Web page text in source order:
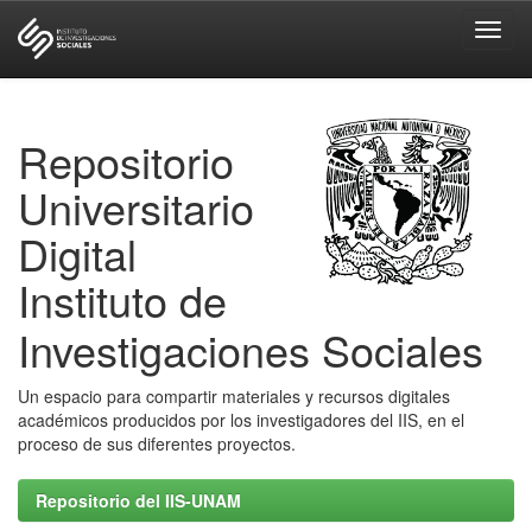
Repositorio
Universitario
Digital
Instituto de
Investigaciones Sociales
Un espacio para compartir materiales y recursos digitales
académicos producidos por los investigadores del IIS, en el
proceso de sus diferentes proyectos.
Repositorio del IIS-UNAM